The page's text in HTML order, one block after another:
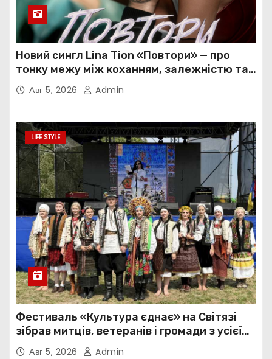
Новий сингл Lina Tion «Повтори» — про
тонку межу між коханням, залежністю та
нав’язливою прив’язаністю
Авг 5, 2026 Admin
LIFE STYLE
Фестиваль «Культура єднає» на Світязі
зібрав митців, ветеранів і громади з усієї
України
Авг 5, 2026 Admin